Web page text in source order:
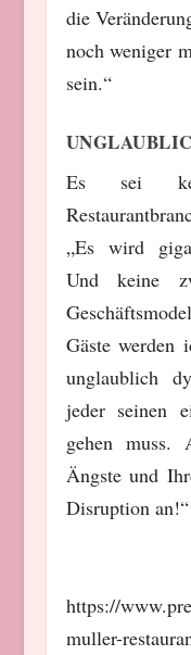
die
noch weniger
sein.“
Es sei
„Es wird
Und keine
Gäste werden
unglaublich
jeder seinen
gehen muss.
Ängste und
Disruption an!“
https://
muller-